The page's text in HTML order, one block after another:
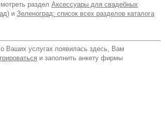
раздел Аксессуары для свадебных
и Зеленоград: список всех разделов каталога
Ваших услугах появилась здесь, Вам
и заполнить анкету фирмы